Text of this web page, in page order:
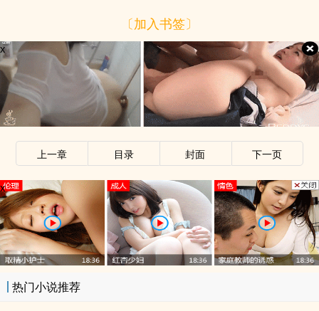
〔加入书签〕
x
上一章 目录 封面 下一页
x
热门小说推荐